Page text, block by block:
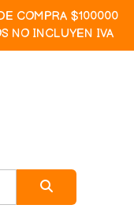
COMPRA $100000
NO INCLUYEN IVA